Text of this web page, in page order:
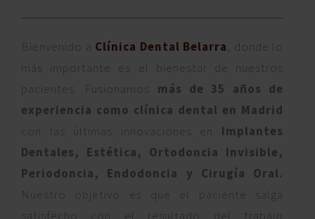
Bienvenido a Clínica Dental Belarra , donde lo
más importante es el bienestar de nuestros
pacientes. Fusionamos más de 35 años de
experiencia como clínica dental en Madrid
con las últimas innovaciones en Implantes
Dentales, Estética, Ortodoncia Invisible,
Periodoncia, Endodoncia y Cirugía Oral.
Nuestro objetivo es que el paciente salga
satisfecho con el resultado del trabajo